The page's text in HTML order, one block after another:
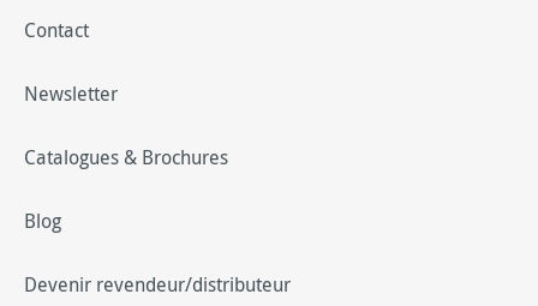
Contact
Newsletter
Catalogues & Brochures
Blog
Devenir revendeur/distributeur